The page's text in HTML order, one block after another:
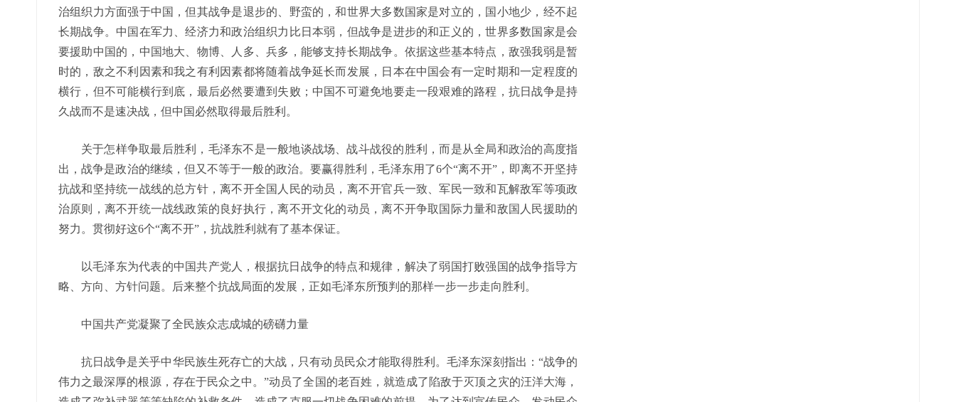
治组织力方面强于中国，但其战争是退步的、野蛮的，和世界大多数国家是对立的，国小地少，经不起
长期战争。中国在军力、经济力和政治组织力比日本弱，但战争是进步的和正义的，世界多数国家是会
要援助中国的，中国地大、物博、人多、兵多，能够支持长期战争。依据这些基本特点，敌强我弱是暂
时的，敌之不利因素和我之有利因素都将随着战争延长而发展，日本在中国会有一定时期和一定程度的
横行，但不可能横行到底，最后必然要遭到失败；中国不可避免地要走一段艰难的路程，抗日战争是持
久战而不是速决战，但中国必然取得最后胜利。
关于怎样争取最后胜利，毛泽东不是一般地谈战场、战斗战役的胜利，而是从全局和政治的高度指
出，战争是政治的继续，但又不等于一般的政治。要赢得胜利，毛泽东用了6个“离不开”，即离不开坚持
抗战和坚持统一战线的总方针，离不开全国人民的动员，离不开官兵一致、军民一致和瓦解敌军等项政
治原则，离不开统一战线政策的良好执行，离不开文化的动员，离不开争取国际力量和敌国人民援助的
努力。贯彻好这6个“离不开”，抗战胜利就有了基本保证。
以毛泽东为代表的中国共产党人，根据抗日战争的特点和规律，解决了弱国打败强国的战争指导方
略、方向、方针问题。后来整个抗战局面的发展，正如毛泽东所预判的那样一步一步走向胜利。
中国共产党凝聚了全民族众志成城的磅礴力量
抗日战争是关乎中华民族生死存亡的大战，只有动员民众才能取得胜利。毛泽东深刻指出：“战争的
伟力之最深厚的根源，存在于民众之中。”动员了全国的老百姓，就造成了陷敌于灭顶之灾的汪洋大海，